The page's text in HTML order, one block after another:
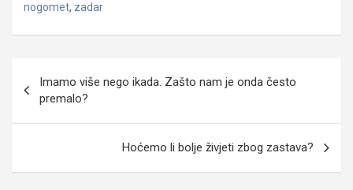
nogomet, zadar
objava
Imamo više nego ikada. Zašto nam je onda često
premalo?
Hoćemo li bolje živjeti zbog zastava?